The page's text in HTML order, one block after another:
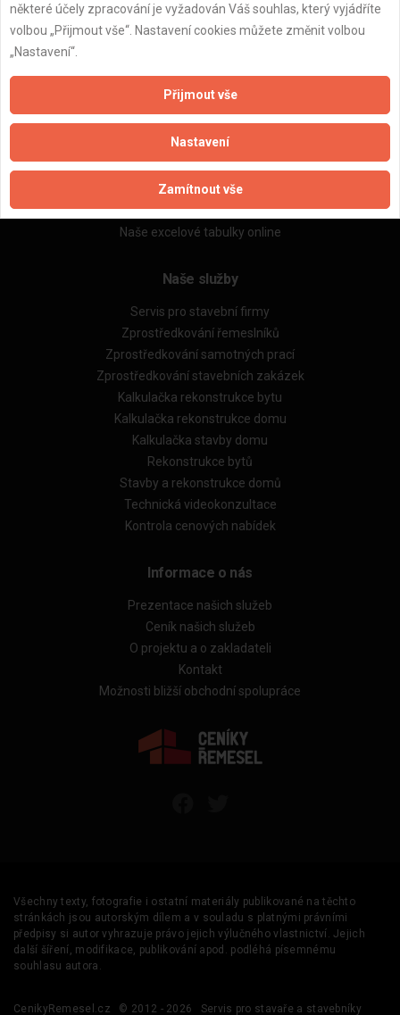
Naše firmy a řemeslníci
Zpracování a ochrana osobních údajů
Zásady pro používání souborů cookie
Obchodní podmínky (zprostředkování)
Obchodní podmínky (rozpočtování)
Reference
Naše excelové tabulky online
Naše služby
Servis pro stavební firmy
Zprostředkování řemeslníků
Zprostředkování samotných prací
Zprostředkování stavebních zakázek
Kalkulačka rekonstrukce bytu
Kalkulačka rekonstrukce domu
Kalkulačka stavby domu
Rekonstrukce bytů
Stavby a rekonstrukce domů
Technická videokonzultace
Kontrola cenových nabídek
Informace o nás
Prezentace našich služeb
Ceník našich služeb
O projektu a o zakladateli
Kontakt
Možnosti bližší obchodní spolupráce
Všechny texty, fotografie i ostatní materiály publikované na těchto
stránkách jsou autorským dílem a v souladu s platnými právními
předpisy si autor vyhrazuje právo jejich výlučného vlastnictví. Jejich
další šíření, modifikace, publikování apod. podléhá písemnému
souhlasu autora.
CenikyRemesel.cz © 2012 - 2026 Servis pro stavaře a stavebníky
některé účely zpracování je vyžadován Váš souhlas, který vyjádříte
volbou „Přijmout vše“. Nastavení cookies můžete změnit volbou
„Nastavení“.
Přijmout vše
Nastavení
Zamítnout vše